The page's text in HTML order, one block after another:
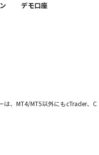
デモ口座
は、MT4/MT5以外にもcTrader、C